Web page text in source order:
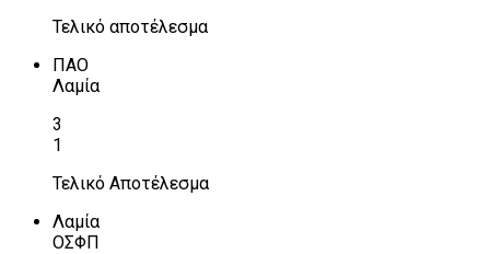
Τελικό αποτέλεσμα
ΠΑΟ
Λαμία
3
1
Τελικό Αποτέλεσμα
Λαμία
ΟΣΦΠ